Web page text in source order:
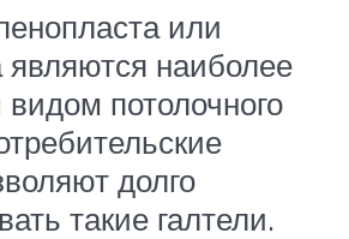
или
являются наиболее
потолочного
долго
такие галтели.